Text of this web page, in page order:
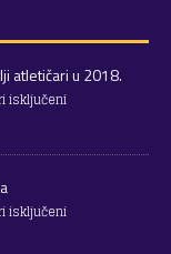
atletičari u 2018.
isključeni
isključeni